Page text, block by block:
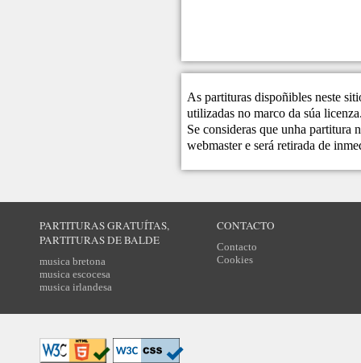
As partituras dispoñibles neste
utilizadas no marco da súa
Se consideras que unha partitura
webmastere será retirada de
PARTITURAS GRATUÍTAS,
PARTITURAS DE BALDE
musica bretona
musica escocesa
musica irlandesa
CONTACTO
Contacto
Cookies